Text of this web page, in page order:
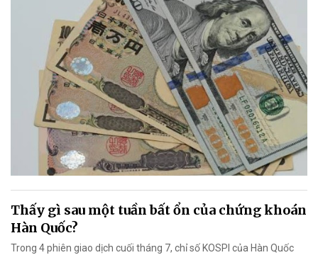
Thấy gì sau một tuần bất ổn của chứng khoán
Hàn Quốc?
Trong 4 phiên giao dịch cuối tháng 7, chỉ số KOSPI của Hàn Quốc